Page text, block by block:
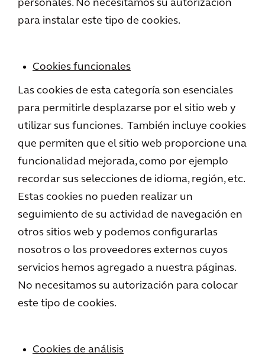
personales. No necesitamos su autorización
para instalar este tipo de cookies.
Cookies funcionales
Las cookies de esta categoría son esenciales
para permitirle desplazarse por el sitio web y
utilizar sus funciones. También incluye cookies
que permiten que el sitio web proporcione una
funcionalidad mejorada, como por ejemplo
recordar sus selecciones de idioma, región, etc.
Estas cookies no pueden realizar un
seguimiento de su actividad de navegación en
otros sitios web y podemos configurarlas
nosotros o los proveedores externos cuyos
servicios hemos agregado a nuestra páginas.
No necesitamos su autorización para colocar
este tipo de cookies.
Cookies de análisis